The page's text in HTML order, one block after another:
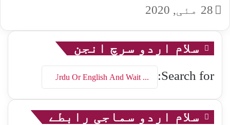
28 مئی, 2020
سلام اردو سرچ انجن
Search for:
سلام اردو سماجی رابطے